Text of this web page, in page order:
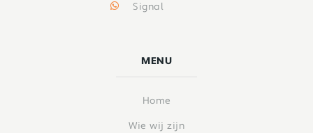
Signal
MENU
Home
Wie wij zijn